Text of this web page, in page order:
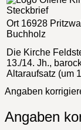
Steckbrief
Ort16928
Buchholz
Die Kirche
13./14. Jh.,
Altaraufsatz (um
Angaben
Angaben